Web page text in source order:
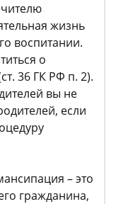
жизнь
воспитании.
о
36 ГК РФ п. 2).
вы не
если
– это
гражданина,